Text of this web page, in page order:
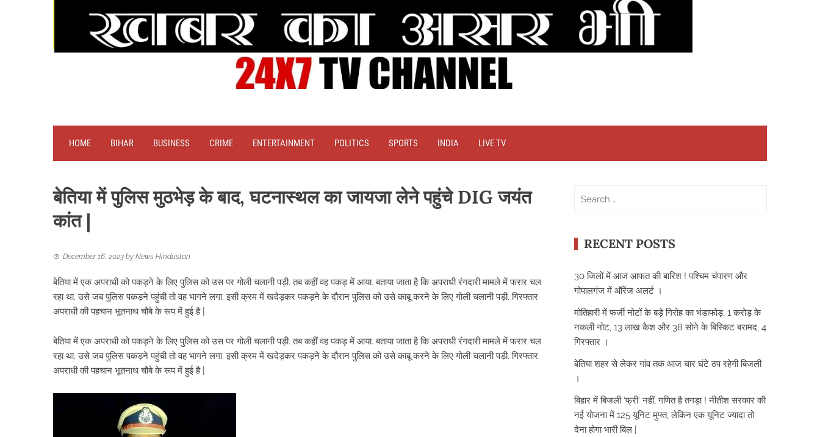
HOME BIHAR BUSINESS CRIME ENTERTAINMENT POLITICS SPORTS INDIA LIVE TV
बेतिया में पुलिस मुठभेड़ के बाद, घटनास्थल का जायजा लेने पहुंचे DIG जयंत
कांत |
December 16, 2023 by News Hindustan
बेतिया में एक अपराधी को पकड़ने के लिए पुलिस को उस पर गोली चलानी पड़ी. तब कहीं वह पकड़ में आया. बताया जाता है कि अपराधी रंगदारी मामले में फरार चल
रहा था. उसे जब पुलिस पकड़ने पहुंची तो वह भागने लगा. इसी क्रम में खदेड़कर पकड़ने के दौरान पुलिस को उसे काबू करने के लिए गोली चलानी पड़ी. गिरफ्तार
अपराधी की पहचान भूतनाथ चौबे के रूप में हुई है |
बेतिया में एक अपराधी को पकड़ने के लिए पुलिस को उस पर गोली चलानी पड़ी. तब कहीं वह पकड़ में आया. बताया जाता है कि अपराधी रंगदारी मामले में फरार चल
रहा था. उसे जब पुलिस पकड़ने पहुंची तो वह भागने लगा. इसी क्रम में खदेड़कर पकड़ने के दौरान पुलिस को उसे काबू करने के लिए गोली चलानी पड़ी. गिरफ्तार
अपराधी की पहचान भूतनाथ चौबे के रूप में हुई है |
RECENT POSTS
30 जिलों में आज आफत की बारिश ! पश्चिम चंपारण और
गोपालगंज में ऑरेंज अलर्ट ।
मोतिहारी में फर्जी नोटों के बड़े गिरोह का भंडाफोड़, 1 करोड़ के
नकली नोट, 13 लाख कैश और 38 सोने के बिस्किट बरामद, 4
गिरफ्तार ।
बेतिया शहर से लेकर गांव तक आज चार घंटे ठप रहेगी बिजली
।
बिहार में बिजली ‘फ्री’ नहीं, गणित है तगड़ा ! नीतीश सरकार की
नई योजना में 125 यूनिट मुफ्त, लेकिन एक यूनिट ज्यादा तो
देना होगा भारी बिल |